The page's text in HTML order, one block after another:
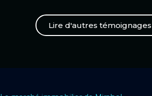
Lire d'autres témoignages